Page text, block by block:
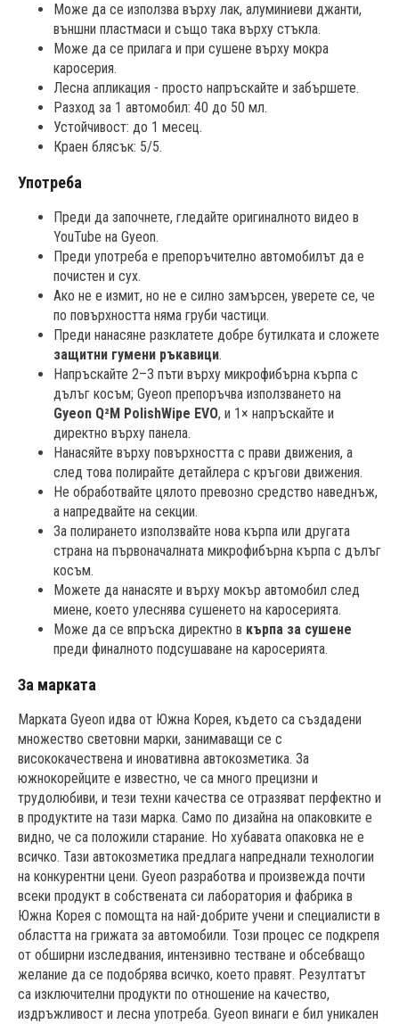
Може да се използва върху лак, алуминиеви джанти,
външни пластмаси и също така върху стъкла.
Може да се прилага и при сушене върху мокра
каросерия.
Лесна апликация - просто напръскайте и забършете.
Разход за 1 автомобил: 40 до 50 мл.
Устойчивост: до 1 месец.
Краен блясък: 5/5.
Употреба
Преди да започнете, гледайте оригиналното видео в
YouTube на Gyeon.
Преди употреба е препоръчително автомобилът да е
почистен и сух.
Ако не е измит, но не е силно замърсен, уверете се, че
по повърхността няма груби частици.
Преди нанасяне разклатете добре бутилката и сложете
защитни гумени ръкавици.
Напръскайте 2–3 пъти върху микрофибърна кърпа с
дълъг косъм; Gyeon препоръчва използването на
Gyeon Q²M PolishWipe EVO, и 1× напръскайте и
директно върху панела.
Нанасяйте върху повърхността с прави движения, а
след това полирайте детайлера с кръгови движения.
Не обработвайте цялото превозно средство наведнъж,
а напредвайте на секции.
За полирането използвайте нова кърпа или другата
страна на първоначалната микрофибърна кърпа с дълъг
косъм.
Можете да нанасяте и върху мокър автомобил след
миене, което улеснява сушенето на каросерията.
Може да се впръска директно в кърпа за сушене
преди финалното подсушаване на каросерията.
За марката
Марката Gyeon идва от Южна Корея, където са създадени
множество световни марки, занимаващи се с
висококачествена и иновативна автокозметика. За
южнокорейците е известно, че са много прецизни и
трудолюбиви, и тези техни качества се отразяват перфектно и
в продуктите на тази марка. Само по дизайна на опаковките е
видно, че са положили старание. Но хубавата опаковка не е
всичко. Тази автокозметика предлага напреднали технологии
на конкурентни цени. Gyeon разработва и произвежда почти
всеки продукт в собствената си лаборатория и фабрика в
Южна Корея с помощта на най-добрите учени и специалисти в
областта на грижата за автомобили. Този процес се подкрепя
от обширни изследвания, интензивно тестване и обсебващо
желание да се подобрява всичко, което правят. Резултатът
са изключителни продукти по отношение на качество,
издръжливост и лесна употреба. Gyeon винаги е бил уникален